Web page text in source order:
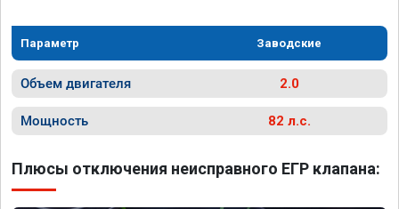
Параметр Заводские
Объем двигателя 2.0
Мощность 82 л.с.
Плюсы отключения неисправного ЕГР клапана: